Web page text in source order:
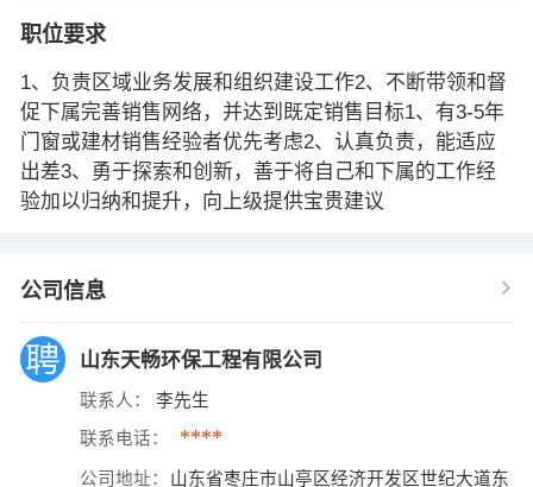
职位要求
1、负责区域业务发展和组织建设工作2、不断带领和督
促下属完善销售网络，并达到既定销售目标1、有3-5年
门窗或建材销售经验者优先考虑2、认真负责，能适应
出差3、勇于探索和创新，善于将自己和下属的工作经
验加以归纳和提升，向上级提供宝贵建议
公司信息
山东天畅环保工程有限公司
联系人： 李先生
联系电话： ****
公司地址：
山东省枣庄市山亭区经济开发区世纪大道东